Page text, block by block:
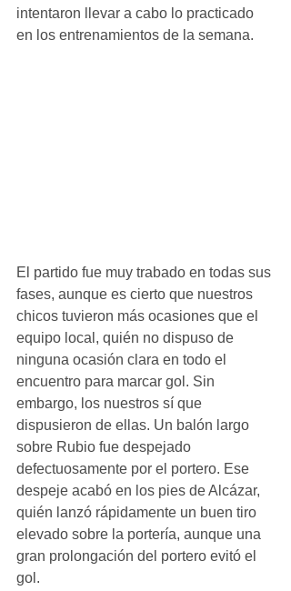
intentaron llevar a cabo lo practicado
en los entrenamientos de la semana.
El partido fue muy trabado en todas sus
fases, aunque es cierto que nuestros
chicos tuvieron más ocasiones que el
equipo local, quién no dispuso de
ninguna ocasión clara en todo el
encuentro para marcar gol. Sin
embargo, los nuestros sí que
dispusieron de ellas. Un balón largo
sobre Rubio fue despejado
defectuosamente por el portero. Ese
despeje acabó en los pies de Alcázar,
quién lanzó rápidamente un buen tiro
elevado sobre la portería, aunque una
gran prolongación del portero evitó el
gol.